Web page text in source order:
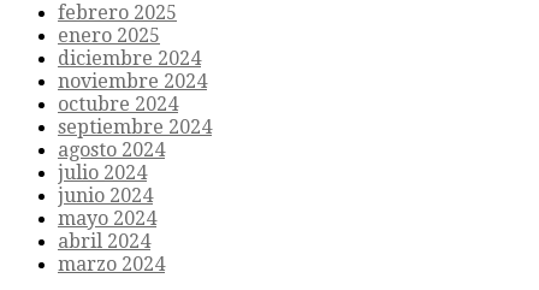
febrero 2025
enero 2025
diciembre 2024
noviembre 2024
octubre 2024
septiembre 2024
agosto 2024
julio 2024
junio 2024
mayo 2024
abril 2024
marzo 2024